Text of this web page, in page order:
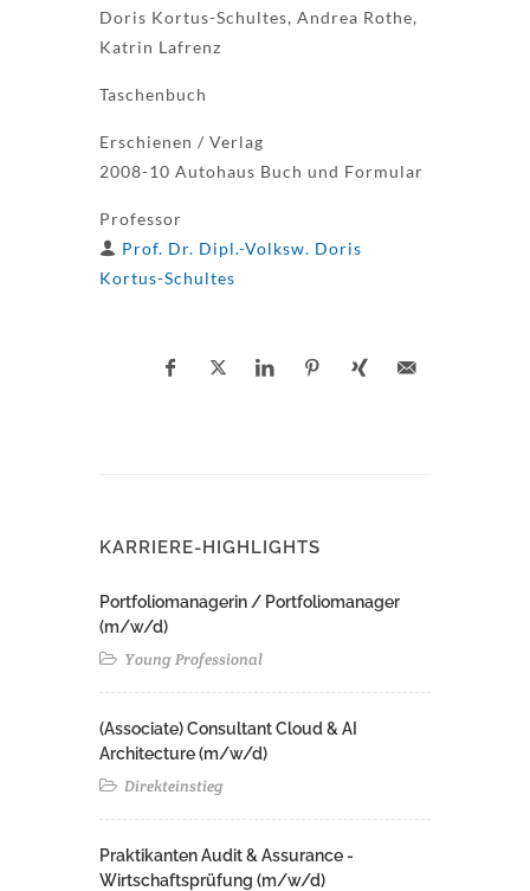
Doris Kortus-Schultes, Andrea Rothe,
Katrin Lafrenz
Taschenbuch
Erschienen / Verlag
2008-10 Autohaus Buch und Formular
Professor
Prof. Dr. Dipl.-Volksw. Doris
Kortus-Schultes
KARRIERE-HIGHLIGHTS
Portfoliomanagerin / Portfoliomanager
(m/w/d)
Young Professional
(Associate) Consultant Cloud & AI
Architecture (m/w/d)​ ​
Direkteinstieg
Praktikanten Audit & Assurance -
Wirtschaftsprüfung (m/w/d)